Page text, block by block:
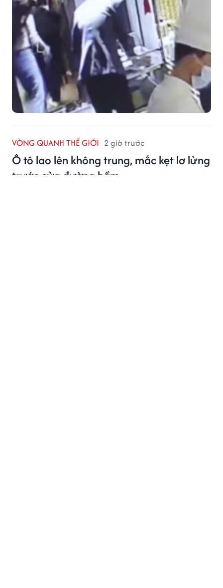
VÒNG QUANH THẾ GIỚI 2 giờ trước
Ô tô lao lên không trung, mắc kẹt lơ lửng
trước cửa đường hầm